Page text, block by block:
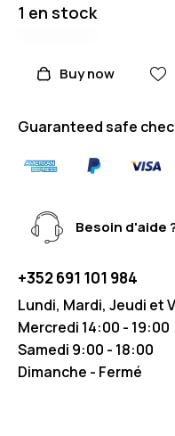
1 en stock
Buy now
Guaranteed safe
Besoin d'aide
+352 691 101 984
Lundi, Mardi, Jeudi et
Mercredi 14:00 - 19:00
Samedi 9:00 - 18:00
Dimanche - Fermé